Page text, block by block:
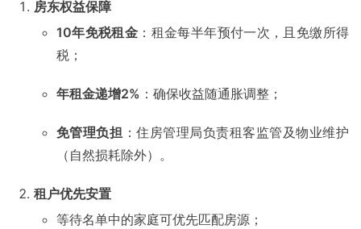
房东权益保障
10年免税租金 ：租金每半年预付一次，且免缴所得
税；
年租金递增2% ：确保收益随通胀调整；
免管理负担 ：住房管理局负责租客监管及物业维护
（自然损耗除外）。
租户优先安置
等待名单中的家庭可优先匹配房源；